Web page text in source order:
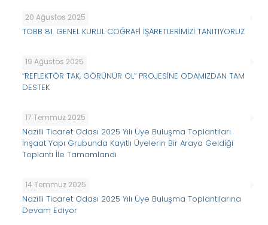
20 Ağustos 2025
TOBB 81. GENEL KURUL COĞRAFİ İŞARETLERİMİZİ TANITIYORUZ
19 Ağustos 2025
“REFLEKTÖR TAK, GÖRÜNÜR OL” PROJESİNE ODAMIZDAN TAM
DESTEK
17 Temmuz 2025
Nazilli Ticaret Odası 2025 Yılı Üye Buluşma Toplantıları
İnşaat Yapı Grubunda Kayıtlı Üyelerin Bir Araya Geldiği
Toplantı İle Tamamlandı
14 Temmuz 2025
Nazilli Ticaret Odası 2025 Yılı Üye Buluşma Toplantılarına
Devam Ediyor